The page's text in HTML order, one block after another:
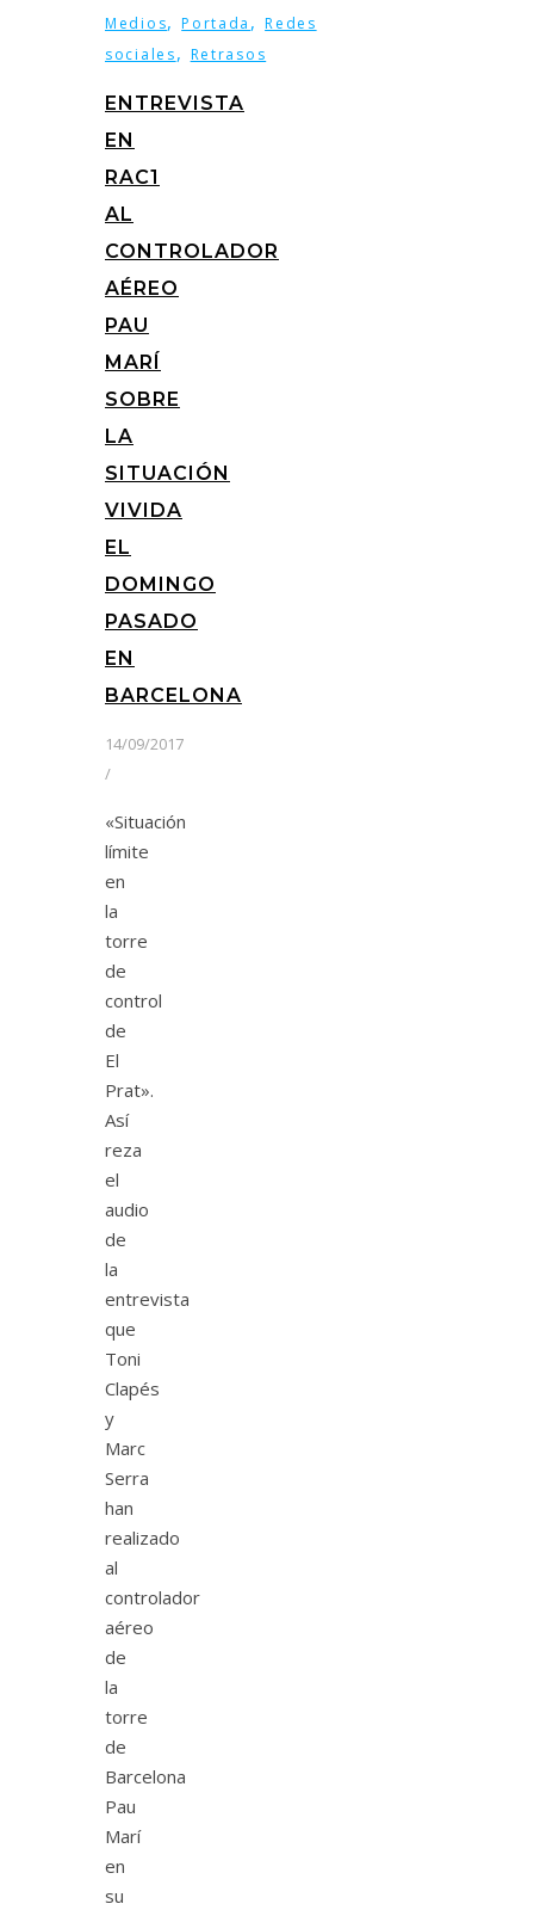
Medios,Portada ,Redes
sociales, Retrasos
ENTREVISTA
EN
RAC1
AL
CONTROLADOR
AÉREO
PAU
MARÍ
SOBRE
LA
SITUACIÓN
VIVIDA
EL
DOMINGO
PASADO
EN
BARCELONA
14/09/2017
/
«Situación
límite
en
la
torre
de
control
de
El
Prat».
Así
reza
el
audio
de
la
entrevista
que
Toni
Clapés
y
Marc
Serra
han
realizado
al
controlador
aéreo
de
la
torre
de
Barcelona
Pau
Marí
en
su